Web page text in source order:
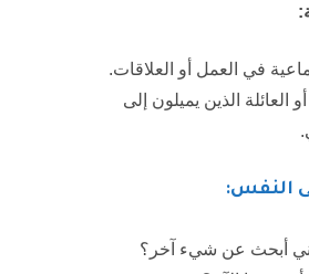
في العمل أو العلاقات.
العائلة الذين يميلون إلى
النفس:
أبحث عن شيء آخر؟